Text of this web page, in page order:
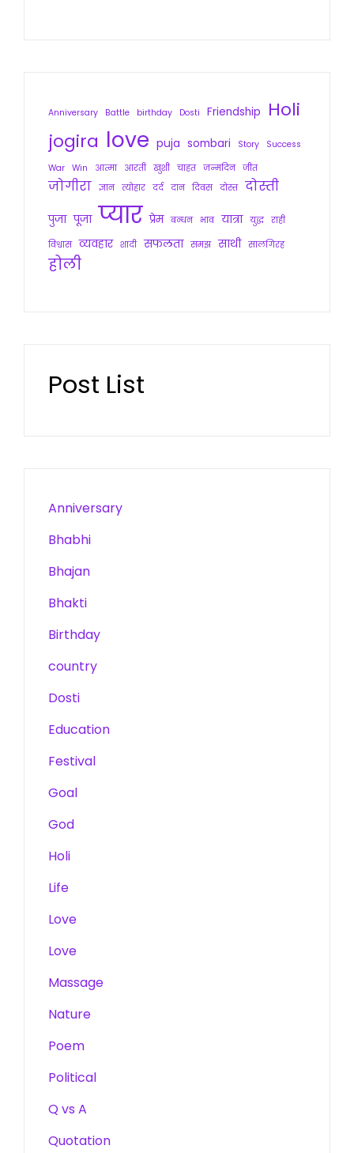
Anniversary Battle birthday Dosti Friendship
Holi
jogira love puja sombari Story
Success
War Win आत्मा आरती खुशी चाहत जन्मदिन जीत
जोगीरा ज्ञान त्योहार दर्द दान दिवस दोस्त दोस्ती
पुजा पूजा प्यार प्रेम बन्धन भाव यात्रा युद्ध राही
विश्वास व्यवहार शादी सफलता समझ साथी सालगिरह
होली
Post List
Anniversary
Bhabhi
Bhajan
Bhakti
Birthday
country
Dosti
Education
Festival
Goal
God
Holi
Life
Love
Love
Massage
Nature
Poem
Political
Q vs A
Quotation